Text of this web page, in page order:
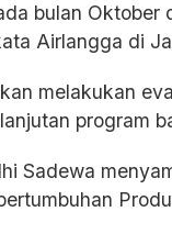
bulan
Airlangga di
melakukan
program
Sadewa